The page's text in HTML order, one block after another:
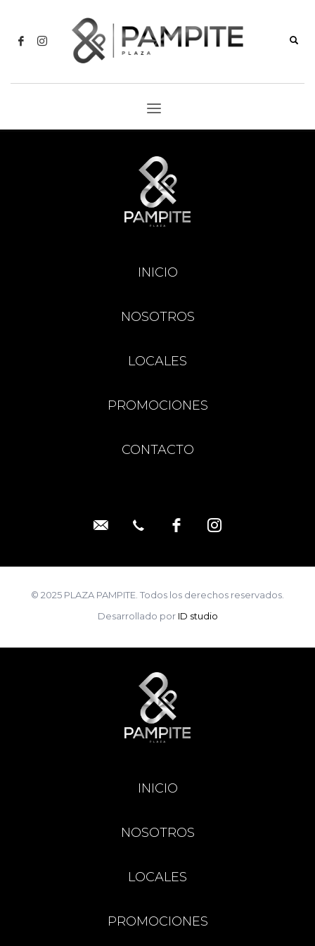
INICIO
NOSOTROS
LOCALES
PROMOCIONES
CONTACTO
© 2025 PLAZA PAMPITE. Todos los derechos reservados.
Desarrollado por ID studio
INICIO
NOSOTROS
LOCALES
PROMOCIONES